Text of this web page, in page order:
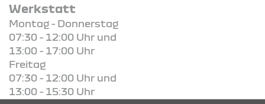
Werkstatt
Montag - Donnerstag
07:30 - 12:00 Uhr und
13:00 - 17:00 Uhr
Freitag
07:30 - 12:00 Uhr und
13:00 - 15:30 Uhr